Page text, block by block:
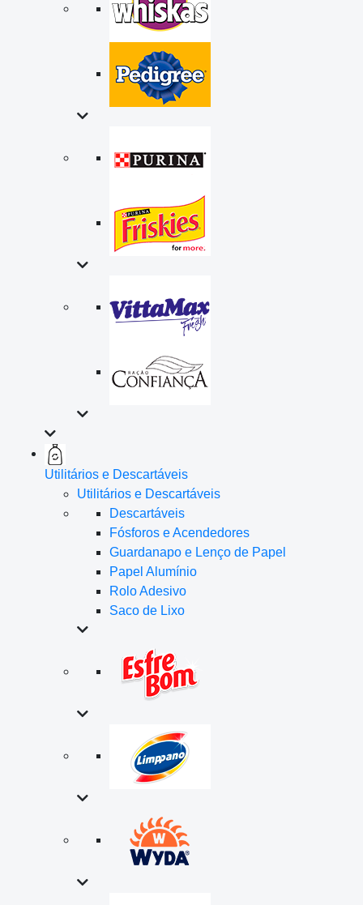
Utilitários e Descartáveis
Utilitários e Descartáveis
Descartáveis
Fósforos e Acendedores
Guardanapo e Lenço de Papel
Papel Alumínio
Rolo Adesivo
Saco de Lixo